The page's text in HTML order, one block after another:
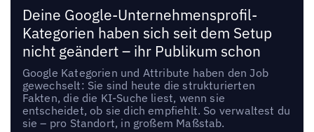
Deine Google-Unternehmensprofil-
Kategorien haben sich seit dem Setup
nicht geändert – ihr Publikum schon
Google Kategorien und Attribute haben den Job
gewechselt: Sie sind heute die strukturierten
Fakten, die die KI-Suche liest, wenn sie
entscheidet, ob sie dich empfiehlt. So verwaltest du
sie – pro Standort, in großem Maßstab.